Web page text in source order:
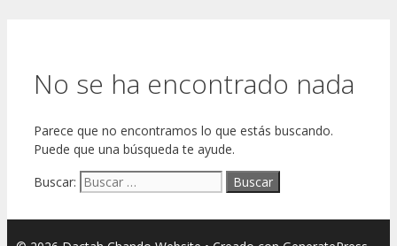
No se ha encontrado nada
Parece que no encontramos lo que estás buscando.
Puede que una búsqueda te ayude.
Buscar: